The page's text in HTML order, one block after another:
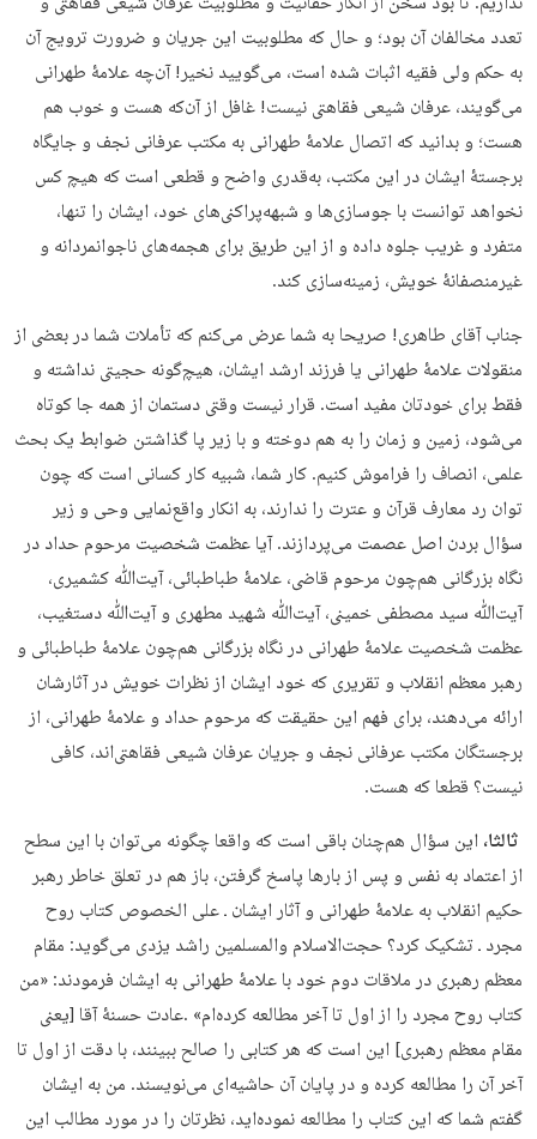
تعدد مخالفان آن بود؛ و حال که مطلوبیت این جریان و ضرورت ترویج آن
به حکم ولی فقیه اثبات شده است، می‌گویید نخیر! آن‌چه علامۀ طهرانی
می‌گویند، عرفان شیعی فقاهتی نیست! غافل از آن‌که هست و خوب هم
هست؛ و بدانید که اتصال علامۀ طهرانی به مکتب عرفانی نجف و جایگاه
برجستۀ ایشان در این مکتب، به‌قدری واضح و قطعی است که هیچ‌ کس
نخواهد توانست با جوسازی‌ها و شبهه‌پراکنی‌های خود، ایشان را تنها،
متفرد و غریب جلوه داده و از این طریق برای هجمه‌های ناجوانمردانه و
غیرمنصفانۀ خویش، زمینه‌سازی کند.
جناب آقای طاهری! صریحا به شما عرض می‌کنم که تأملات شما در بعضی از
منقولات علامۀ طهرانی یا فرزند ارشد ایشان، هیچ‌گونه حجیتی نداشته و
فقط برای خودتان مفید است. قرار نیست وقتی دستمان از همه جا کوتاه
می‌شود، زمین و زمان را به هم دوخته و با زیر پا گذاشتن ضوابط یک بحث
علمی، انصاف را فراموش کنیم. کار شما، شبیه کار کسانی است که چون
توان رد معارف قرآن و عترت را ندارند، به انکار واقع‌نمایی وحی و زیر
سؤال بردن اصل عصمت می‌پردازند. آیا عظمت شخصیت مرحوم حداد در
نگاه بزرگانی هم‌چون مرحوم قاضی، علامۀ طباطبائی، آیت‌ﷲ کشمیری،
آیت‌ﷲ سید مصطفی خمینی، آیت‌ﷲ شهید مطهری و آیت‌ﷲ دستغیب،
عظمت شخصیت علامۀ طهرانی در نگاه بزرگانی هم‌چون علامۀ طباطبائی و
رهبر معظم انقلاب و تقریری که خود ایشان از نظرات خویش در آثارشان
ارائه می‌دهند، برای فهم این حقیقت که مرحوم حداد و علامۀ طهرانی، از
برجستگان مکتب عرفانی نجف و جریان عرفان شیعی فقاهتی‌اند، کافی
نیست؟ قطعا که هست.
ثالثا، این سؤال هم‌چنان باقی است که واقعا چگونه می‌توان با این سطح
از اعتماد به نفس و پس از بارها پاسخ‌ گرفتن، باز هم در تعلق خاطر رهبر
حکیم انقلاب به علامۀ طهرانی و آثار ایشان ـ علی الخصوص کتاب روح
مجرد ـ تشکیک کرد؟ حجت‌الاسلام والمسلمین راشد یزدی می‌گوید: مقام
معظم رهبری در ملاقات دوم خود با علامۀ طهرانی به ایشان فرمودند: «من
کتاب روح مجرد را از اول تا آخر مطالعه کرده‌ام» .عادت حسنۀ آقا [یعنی
مقام معظم رهبری] این است که هر کتابی را صالح ببینند، با دقت از اول تا
آخر آن را مطالعه کرده و در پایان آن حاشیه‌ای می‌نویسند. من به ایشان
گفتم شما که این کتاب را مطالعه نموده‌اید، نظرتان را در مورد مطالب این